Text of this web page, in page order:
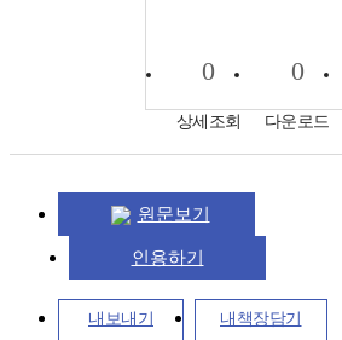
0
상세조회
0
다운로드
원문보기
인용하기
내보내기 내책장담기